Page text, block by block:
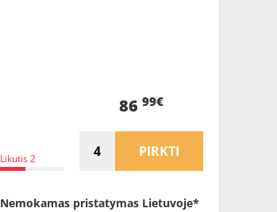
Likutis 2
86 99€
PIRKTI
Nemokamas pristatymas Lietuvoje*